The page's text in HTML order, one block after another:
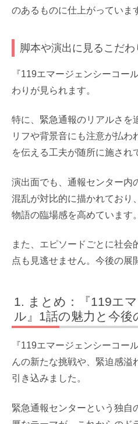
のあるものに仕上がっていま
脚本や演出に見るこだ
『119エマージェンシーコー
わりが見られます。
特に、緊急通報のリアルさを
リフや背景音にも注意が払わ
を伝える工夫が随所に施され
演出面でも、通報センター内
混乱が対比的に描かれており
物語の臨場感を高めています。
また、エピソードごとに社会
点も見逃せません。今後の展
まとめ：『119エ
ル』1話の魅力と今後
『119エマージェンシーコー
んの新たな挑戦や、緊迫感溢
引き込みました。
緊急通報センターという独自